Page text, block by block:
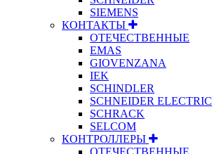
SIEMENS
КОНТАКТЫ
ОТЕЧЕСТВЕННЫЕ
EMAS
GIOVENZANA
IEK
SCHINDLER
SCHNEIDER ELECTRIC
SCHRACK
SELCOM
КОНТРОЛЛЕРЫ
ОТЕЧЕСТВЕННЫЕ